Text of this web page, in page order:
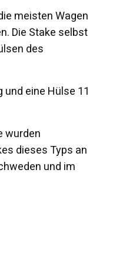
meisten Wagen
Die Stake selbst
des
und eine Hülse 11
wurden
dieses Typs an
und im